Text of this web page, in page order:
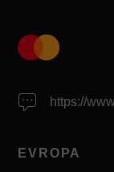
https://
EVROPA